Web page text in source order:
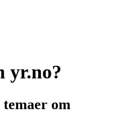
yr.no?
temaer om